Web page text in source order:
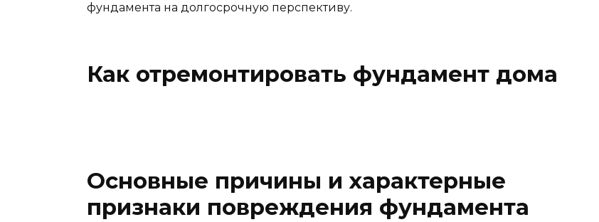
фундамента на долгосрочную перспективу.
Как отремонтировать фундамент дома
Основные причины и характерные
признаки повреждения фундамента